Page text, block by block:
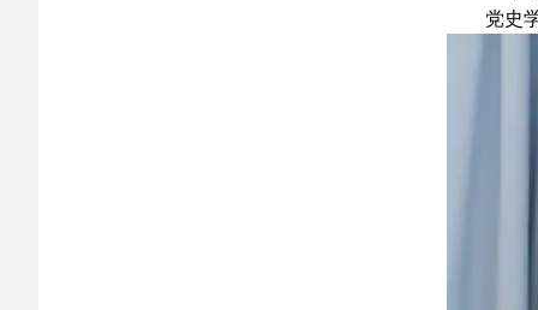
党史学